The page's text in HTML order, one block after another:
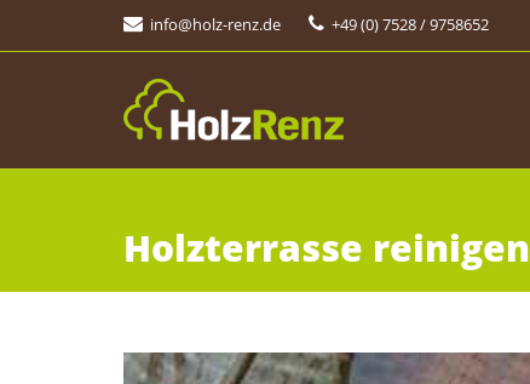
info@holz-renz.de +49 (0) 7528 / 9758652
Holzterrasse reinigen